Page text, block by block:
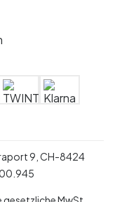
9 CH-8424